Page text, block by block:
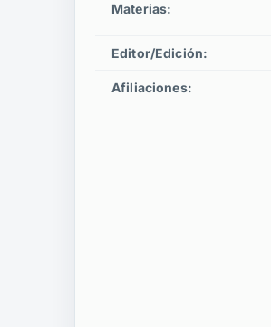
Materias:
Editor/edición:
Afiliaciones: